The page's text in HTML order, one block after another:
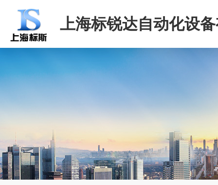
上海标锐达自动化设
司